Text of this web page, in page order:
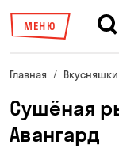
МЕНЮ
Главная Вкусняшки
Сушёная
Авангард